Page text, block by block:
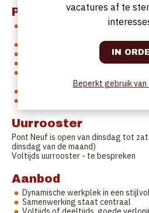
Profiel
Je spreekt vlot Nederlands, kennis
Je heb min. 2 jaar ervaring in een
Je hebt kennis van food &
Je bent flexibel en
Je hebt sterke communicatieve
Je ziet er graag tip top uit en
Uurrooster
Pont Neuf is open van dinsdag tot
dinsdag van de maand)
Voltijds uurrooster - te bespreken
Aanbod
Dynamische werkplek in een
Samenwerking staat centraal
vacatures af te
Beperkt gebruik